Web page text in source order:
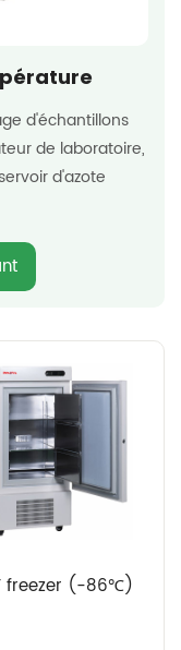
d'échantillons
de laboratoire,
d'azote
freezer (-86℃)